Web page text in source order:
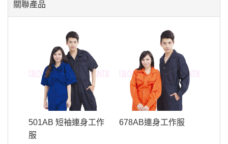
關聯產品
501AB 短袖連身工作
服
678AB連身工作服